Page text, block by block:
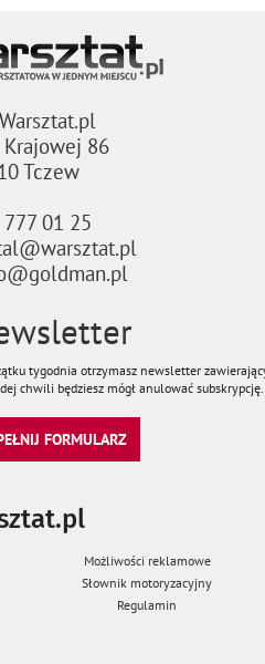
86
Tczew
01 25
tygodnia otrzymasz newsletter
chwili będziesz mógł anulować subskrypcję.
FORMULARZ
Możliwości reklamowe
Słownik motoryzacyjny
Regulamin